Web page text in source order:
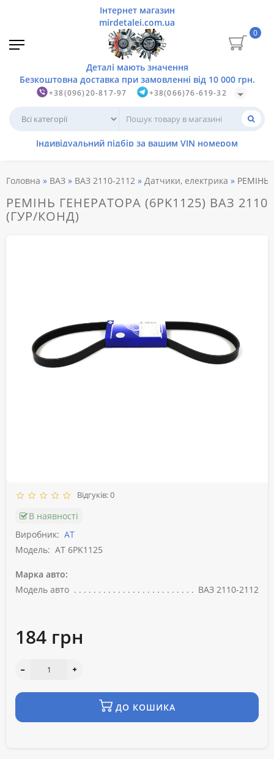
+38(096)20-817-97 +38(066)76-619-32
0
Головна ВАЗ ВАЗ 2110-2112 Датчики, електрика РЕМІНЬ
РЕМІНЬ ГЕНЕРАТОРА (6PK1125) ВАЗ 2110
(ГУР/КОНД)
Відгуків: 0
В наявності
Виробник: АТ
Модель: AT 6PK1125
Марка авто:
Модель авто
ВАЗ 2110-2112
184 грн
ДО КОШИКА